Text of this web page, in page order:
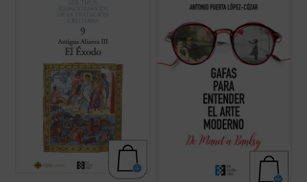
cristiana» está dedicado al Éxodo.
Continuamos aquí tratando sobre el
Pentateuco, ahora con una aproximación
básica sobre el proceso de su formación
(ver ficha)
muchas cosas extrañas. Se comprende
pregunten: ¿no es esto una tomadura de
pelo? Este libro se abre, con estilo
informativo y ameno, tanto al amante como
al detractor del ...
(ver ficha)